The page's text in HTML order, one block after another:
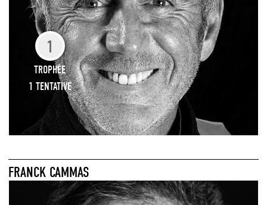
1
TROPHÉE
1 TENTATIVE
FRANCK CAMMAS